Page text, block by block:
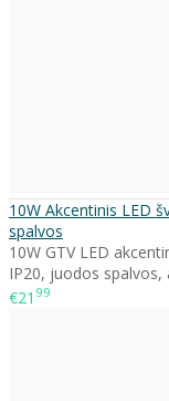
10W Akcentinis LED
spalvos
10W GTV LED
IP20, juodos spalvos,
€21 99